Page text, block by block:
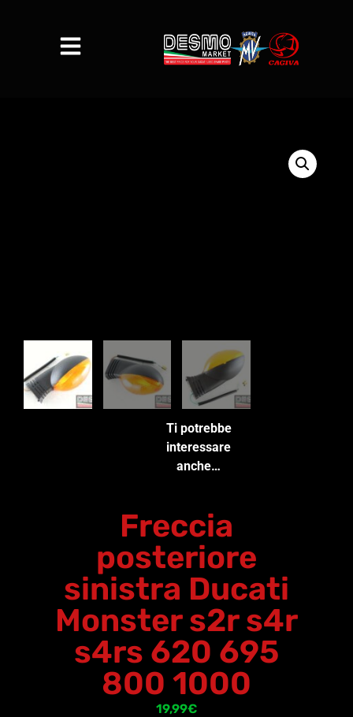
Freccia
posteriore
sinistra Ducati
Monster s2r s4r
s4rs 620 695
800 1000
19,99€
Ti potrebbe
interessare
anche…